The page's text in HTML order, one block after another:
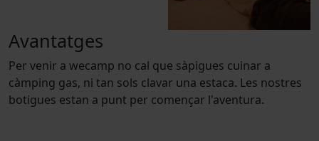
Avantatges
Per venir a wecamp no cal que sàpigues cuinar a
càmping gas, ni tan sols clavar una estaca. Les nostres
botigues estan a punt per començar l'aventura.